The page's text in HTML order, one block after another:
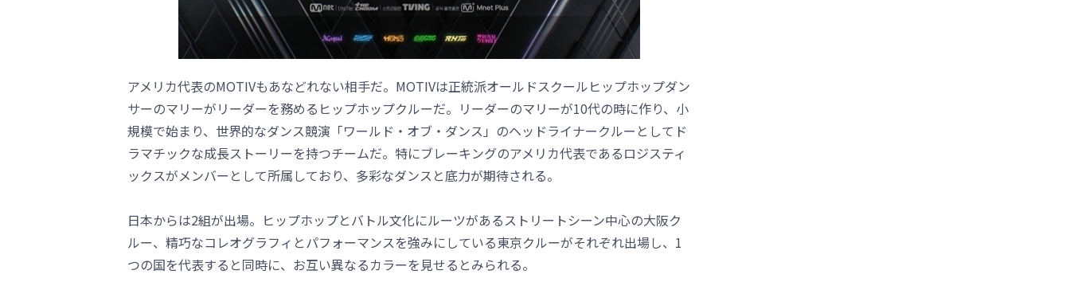
アメリカ代表のMOTIVもあなどれない相手だ。MOTIVは正統派オールドスクールヒップホップダン
サーのマリーがリーダーを務めるヒップホップクルーだ。リーダーのマリーが10代の時に作り、小
規模で始まり、世界的なダンス競演「ワールド・オブ・ダンス」のヘッドライナークルーとしてド
ラマチックな成長ストーリーを持つチームだ。特にブレーキングのアメリカ代表であるロジスティ
ックスがメンバーとして所属しており、多彩なダンスと底力が期待される。
日本からは2組が出場。ヒップホップとバトル文化にルーツがあるストリートシーン中心の大阪ク
ルー、精巧なコレオグラフィとパフォーマンスを強みにしている東京クルーがそれぞれ出場し、1
つの国を代表すると同時に、お互い異なるカラーを見せるとみられる。